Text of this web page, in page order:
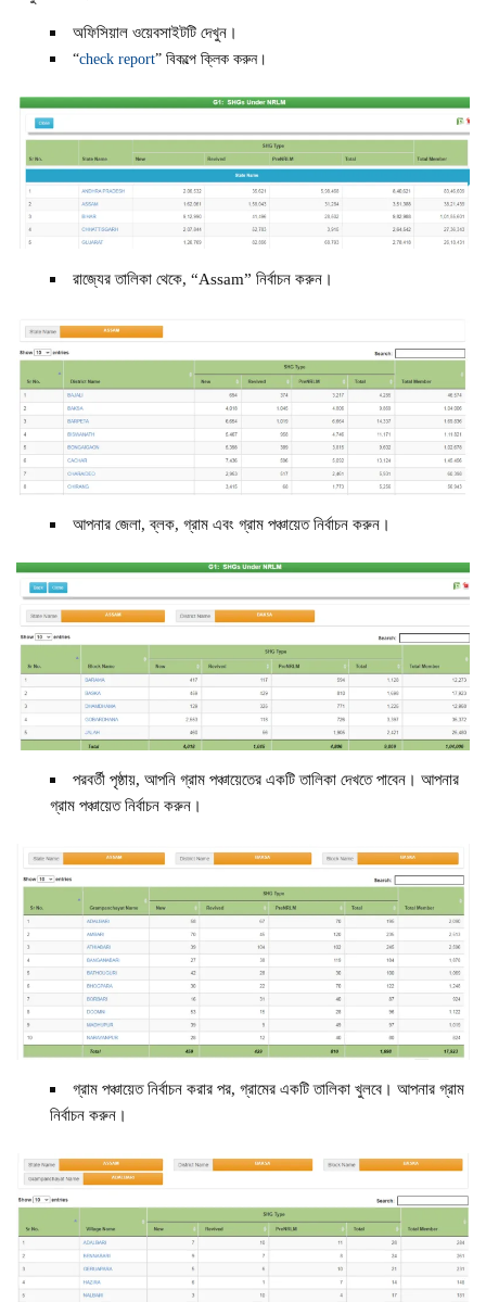
অফিসিয়াল ওয়েবসাইটটি দেখুন।
“check report” বিকল্পে ক্লিক করুন।
রাজ্যের তালিকা থেকে, “Assam” নির্বাচন করুন।
আপনার জেলা, ব্লক, গ্রাম এবং গ্রাম পঞ্চায়েত নির্বাচন করুন।
পরবর্তী পৃষ্ঠায়, আপনি গ্রাম পঞ্চায়েতের একটি তালিকা দেখতে পাবেন। আপনার
গ্রাম পঞ্চায়েত নির্বাচন করুন।
গ্রাম পঞ্চায়েত নির্বাচন করার পর, গ্রামের একটি তালিকা খুলবে। আপনার গ্রাম
নির্বাচন করুন।